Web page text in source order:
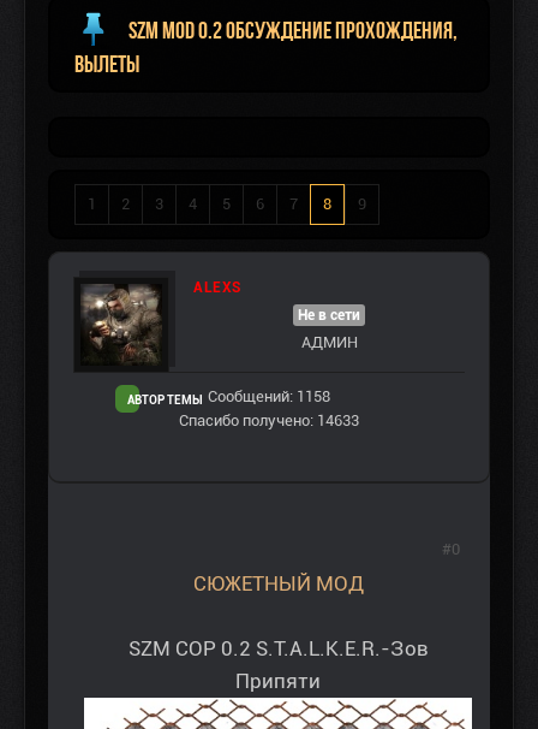
SZM mod 0.2 Обсуждение прохождения,
вылеты
1 2 3 4 5 6 7 8 9
ALEXS
АВТОР ТЕМЫ
Не в сети
АДМИН
Сообщений: 1158
Спасибо получено: 14633
СЮЖЕТНЫЙ МОД
SZM COP 0.2 S.T.A.L.K.E.R.-Зов
Припяти
#0